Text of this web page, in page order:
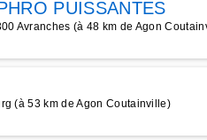
PUISSANTES
Avranches (à 48 km de Agon
(à 53 km de Agon Coutainville)